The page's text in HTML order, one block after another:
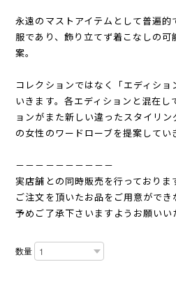
永遠のマストアイテムとして普遍的
服であり、飾り立てず着こなしの
案。
コレクションではなく「エディシ
いきます。各エディションと混在し
ョンがまた新しい違ったスタイリ
の女性のワードローブを提案してい
－－－－－－－－－－
実店舗との同時販売を行っておりま
ご注文を頂いたお品をご用意ができ
予めご了承下さいますようお願いい
数量